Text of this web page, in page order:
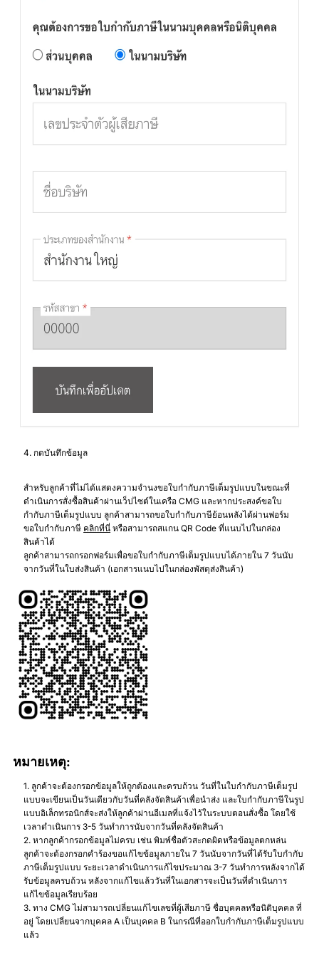
4. กดบันทึกข้อมูล
สำหรับลูกค้าที่ไม่ได้แสดงความจำนงขอใบกำกับภาษีเต็มรูปแบบในขณะที่
ดำเนินการสั่งซื้อสินค้าผ่านเว็ปไซต์ในเครือ CMG และหากประสงค์ขอใบ
กำกับภาษีเต็มรูปแบบ ลูกค้าสามารถขอใบกำกับภาษีย้อนหลังได้ผ่านฟอร์ม
ขอใบกำกับภาษี คลิกที่นี่ หรือสามารถสแกน QR Code ที่แนบไปในกล่อง
สินค้าได้
ลูกค้าสามารถกรอกฟอร์มเพื่อขอใบกำกับภาษีเต็มรูปแบบได้ภายใน 7 วันนับ
จากวันที่ในใบส่งสินค้า (เอกสารแนบไปในกล่องพัสดุส่งสินค้า)
หมายเหตุ:
ลูกค้าจะต้องกรอกข้อมูลให้ถูกต้องและครบถ้วน วันที่ในใบกำกับภาษีเต็มรูป
แบบจะเขียนเป็นวันเดียวกับวันที่คลังจัดสินค้าเพื่อนำส่ง และใบกำกับภาษีในรูป
แบบอิเล็กทรอนิกส์จะส่งให้ลูกค้าผ่านอีเมลที่แจ้งไว้ในระบบตอนสั่งซื้อ โดยใช้
เวลาดำเนินการ 3-5 วันทำการนับจากวันที่คลังจัดสินค้า
หากลูกค้ากรอกข้อมูลไม่ครบ เช่น พิมพ์ชื่อตัวสะกดผิดหรือข้อมูลตกหล่น
ลูกค้าจะต้องกรอกคำร้องขอแก้ไขข้อมูลภายใน 7 วันนับจากวันที่ได้รับใบกำกับ
ภาษีเต็มรูปแบบ ระยะเวลาดำเนินการแก้ไขประมาณ 3-7 วันทำการหลังจากได้
รับข้อมูลครบถ้วน หลังจากแก้ไขแล้ววันที่ในเอกสารจะเป็นวันที่ดำเนินการ
แก้ไขข้อมูลเรียบร้อย
ทาง CMG ไม่สามารถเปลี่ยนแก้ไขเลขที่ผู้เสียภาษี ชื่อบุคคลหรือนิติบุคคล ที่
อยู่ โดยเปลี่ยนจากบุคคล A เป็นบุคคล B ในกรณีที่ออกใบกำกับภาษีเต็มรูปแบบ
แล้ว